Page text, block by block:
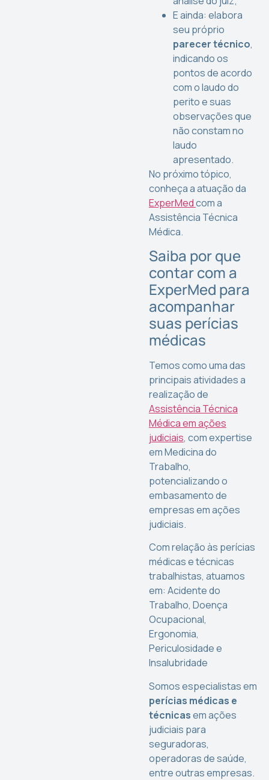
E ainda: elabora
seu próprio
parecer técnico,
indicando os
pontos de acordo
com o laudo do
perito e suas
observações que
não constam no
laudo
apresentado.
No próximo tópico,
conheça a atuação da
ExperMedcom a
Assistência Técnica
Médica.
Saiba por que
contar com a
ExperMed para
acompanhar
suas perícias
médicas
Temos como uma das
principais atividades a
realização de
Assistência Técnica
Médica em ações
judiciais, com expertise
em Medicina do
Trabalho,
potencializando o
embasamento de
empresas em ações
judiciais.
Com relação às perícias
médicas e técnicas
trabalhistas, atuamos
em: Acidente do
Trabalho, Doença
Ocupacional,
Ergonomia,
Periculosidade e
Insalubridade
Somos especialistas em
perícias médicas e
técnicasem ações
judiciais para
seguradoras,
operadoras de saúde,
entre outras empresas.